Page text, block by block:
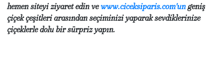
hemen siteyi ziyaret edin vewww.ciceksiparis.com'un geniş
çiçek çeşitleri arasından seçiminizi yaparak sevdiklerinize
çiçeklerle dolu bir sürpriz yapın.